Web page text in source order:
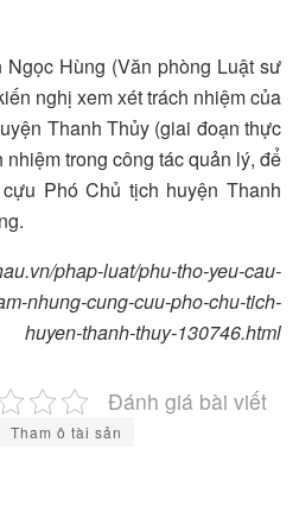
Hùng (Văn phòng Luật sư
nghị xem xét trách nhiệm của
Thanh Thủy (giai đoạn thực
trong công tác quản lý, để
Phó Chủ tịch huyện Thanh
phap-luat/phu-tho-yeu-cau-
nhung-cung-cuu-pho-chu-tich-
huyen-thanh-thuy-130746.html
Đánh giá bài viết
Tham ô tài sản